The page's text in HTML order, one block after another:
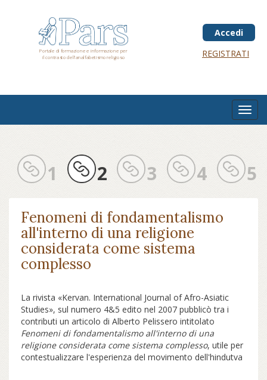
contenuto
Portale di formazione e informazione per
il contrasto dell'analfabetismo religioso
Accedi
REGISTRATI
1 2 3 4 5
Fenomeni di fondamentalismo
all'interno di una religione
considerata come sistema
complesso
La rivista «Kervan. International Journal of Afro-Asiatic
Studies», sul numero 4&5 edito nel 2007 pubblicò tra i
contributi un articolo di Alberto Pelissero intitolato
Fenomeni di fondamentalismo all'interno di una
religione considerata come sistema complesso, utile per
contestualizzare l'esperienza del movimento dell'hindutva